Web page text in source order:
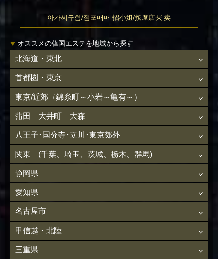
아가씨구함/점포매매 招小姐/按摩店买,卖
オススメの韓国エステを地域から探す
北海道・東北
首都圏・東京
東京/近郊（錦糸町～小岩～亀有～）
蒲田 大井町 大森
八王子･国分寺･立川･東京郊外
関東 (千葉、埼玉、茨城、栃木、群馬)
静岡県
愛知県
名古屋市
甲信越・北陸
三重県